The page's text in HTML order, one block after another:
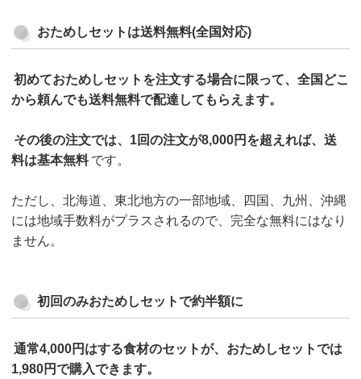
おためしセットは送料無料(全国対応)
初めておためしセットを注文する場合に限って、全国どこ
から頼んでも送料無料で配達してもらえます。
その後の注文では、1回の注文が8,000円を超えれば、送
料は基本無料 です。
ただし、北海道、東北地方の一部地域、四国、九州、沖縄
には地域手数料がプラスされるので、完全な無料にはなり
ません。
初回のみおためしセットで約半額に
通常4,000円はする食材のセットが、おためしセットでは
1,980円で購入できます。